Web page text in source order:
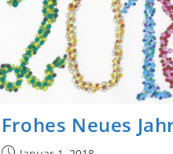
Frohes Neues